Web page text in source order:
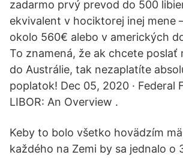
zadarmo prvý prevod do 500
ekvivalent v hociktorej inej mene
okolo 560€ alebo v amerických
To znamená, že ak chcete poslať
do Austrálie, tak nezaplatíte
poplatok! Dec 05, 2020 · Federal
LIBOR: An Overview .
Keby to bolo všetko hovädzím
každého na Zemi by sa jednalo o